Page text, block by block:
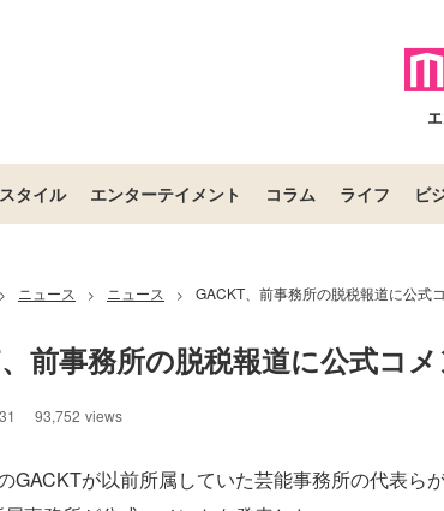
スタイル エンターテイメント コラム ライフ ビ
> ニュース > ニュース > GACKT、前事務所の脱税報道に公式
前事務所の脱税報道に公式コメ
93,752 views
GACKTが以前所属していた芸能事務所の代表ら